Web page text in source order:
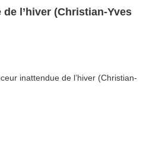
l’hiver (Christian-Yves